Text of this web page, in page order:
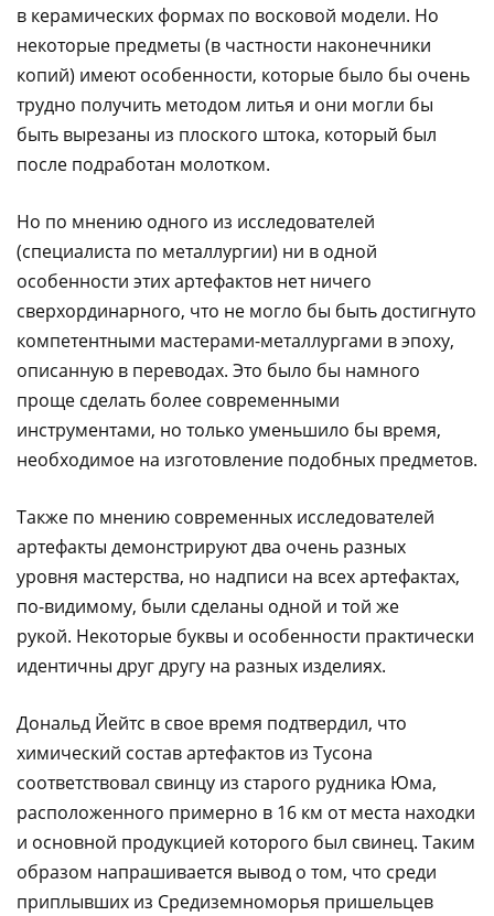
в керамических формах по восковой модели. Но
некоторые предметы (в частности наконечники
копий) имеют особенности, которые было бы очень
трудно получить методом литья и они могли бы
быть вырезаны из плоского штока, который был
после подработан молотком.
Но по мнению одного из исследователей
(специалиста по металлургии) ни в одной
особенности этих артефактов нет ничего
сверхординарного, что не могло бы быть достигнуто
компетентными мастерами-металлургами в эпоху,
описанную в переводах. Это было бы намного
проще сделать более современными
инструментами, но только уменьшило бы время,
необходимое на изготовление подобных предметов.
Также по мнению современных исследователей
артефакты демонстрируют два очень разных
уровня мастерства, но надписи на всех артефактах,
по-видимому, были сделаны одной и той же
рукой. Некоторые буквы и особенности практически
идентичны друг другу на разных изделиях.
Дональд Йейтс в свое время подтвердил, что
химический состав артефактов из Тусона
соответствовал свинцу из старого рудника Юма,
расположенного примерно в 16 км от места находки
и основной продукцией которого был свинец. Таким
образом напрашивается вывод о том, что среди
приплывших из Средиземноморья пришельцев